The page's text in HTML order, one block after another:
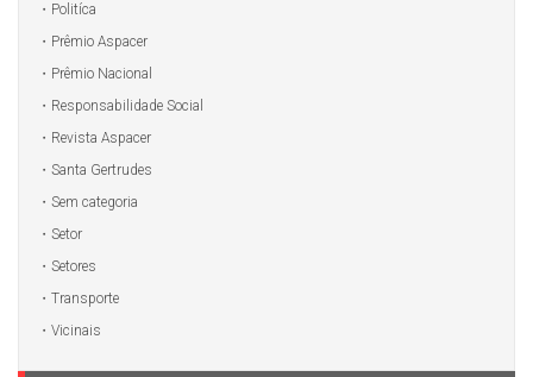
Politíca
Prêmio Aspacer
Prêmio Nacional
Responsabilidade Social
Revista Aspacer
Santa Gertrudes
Sem categoria
Setor
Setores
Transporte
Vicinais